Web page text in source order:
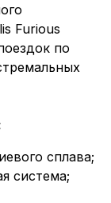
Furious
по
сплава;
система;